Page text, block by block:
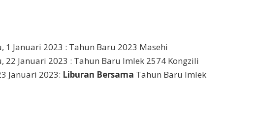
1 Januari 2023 : Tahun Baru 2023 Masehi
22 Januari 2023 : Tahun Baru Imlek 2574 Kongzili
Januari 2023: Liburan Bersama Tahun Baru Imlek